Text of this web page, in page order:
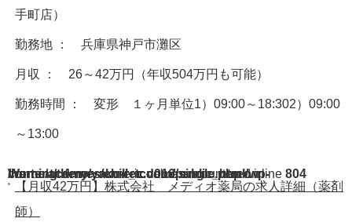
手町店）
勤務地 ： 兵庫県神戸市灘区
月収 ： 26～42万円（年収504万円も可能）
勤務時間 ： 変形 １ヶ月単位1）09:00～18:302）09:00
～13:00
Warning: A non-numeric value encountered in
/home/acdmy/yaku-rec.com/public_html/wp-content/themes/chill_tcd016/single.phpon line 804
【月収42万円】株式会社 メディオ薬局の求人詳細（薬剤
師）